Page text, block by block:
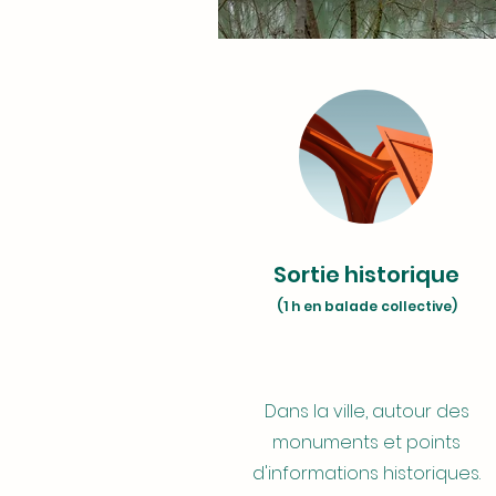
Durée:
Quelle différence avec une
pet sitting ?
Cette prestation permet de
Sortie historique
(1 h en balade collective)
Dans la ville, autour des
monuments et points
d'informations historiques.